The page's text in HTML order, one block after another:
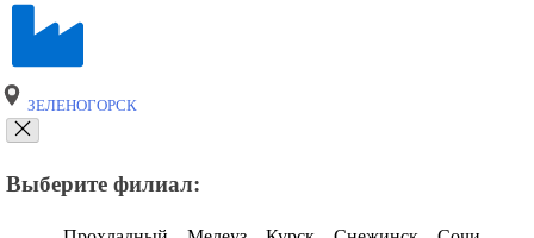
ЗЕЛЕНОГОРСК
Выберите филиал: